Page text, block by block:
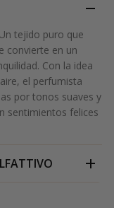
tejido puro que
convierte en un
Con la idea
el perfumista
por tonos suaves y
sentimientos felices